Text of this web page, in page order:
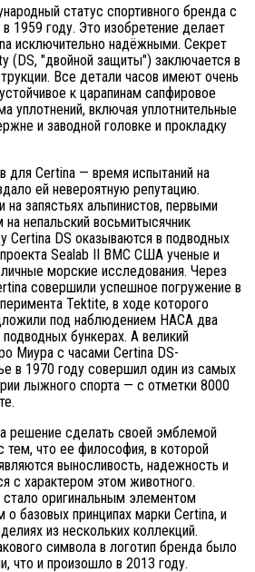
статус спортивного бренда с
1959 году. Это изобретение делает
исключительно надёжными. Секрет
(DS, "двойной защиты") заключается в
Все детали часов имеют очень
к царапинам сапфировое
уплотнений, включая уплотнительные
и заводной головке и прокладку
для Certina — время испытаний на
ей невероятную репутацию.
запястьях альпинистов, первыми
непальский восьмитысячник
Certina DS оказываются в подводных
проекта Sealab II ВМС США ученые и
морские исследования. Через
совершили успешное погружение в
Tektite, в ходе которого
под наблюдением НАСА два
бункерах. А великий
Миура с часами Certina DS-
в 1970 году совершил один из самых
лыжного спорта — с отметки 8000
решение сделать своей эмблемой
тем, что ее философия, в которой
выносливость, надежность и
с характером этом животного.
оригинальным элементом
базовых принципах марки Certina, и
из нескольких коллекций.
символа в логотип бренда было
что и произошло в 2013 году.